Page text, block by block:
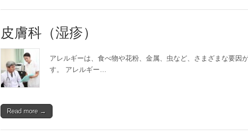
皮膚科（湿疹）
アレルギーは、食べ物や花粉、金属、虫など、さまざまな要因
す。 アレルギー…
Read more →